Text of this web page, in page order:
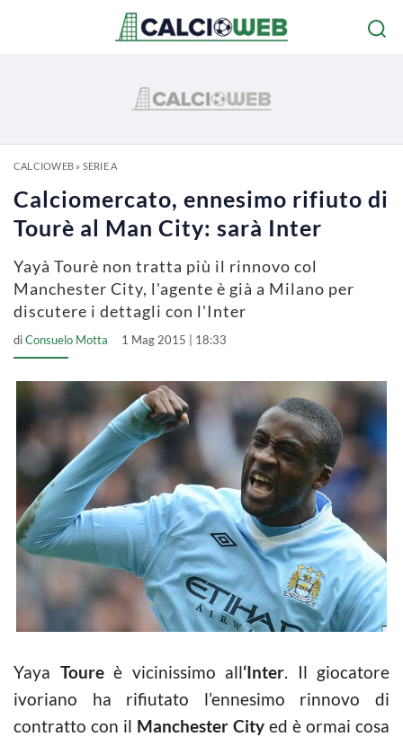
CALCIOWEB» SERIE A
Calciomercato, ennesimo rifiuto di
Tourè al Man City: sarà Inter
Yayà Tourè non tratta più il rinnovo col
Manchester City, l'agente è già a Milano per
discutere i dettagli con l'Inter
diConsuelo Motta 1 Mag 2015 | 18:33
Yaya Toureè vicinissimo all‘Inter. Il giocatore
ivoriano ha rifiutato l’ennesimo rinnovo di
contratto con il Manchester City ed è ormai cosa